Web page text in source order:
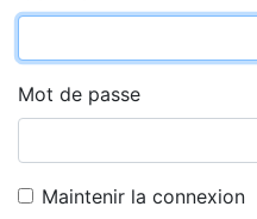
Mot de passe
Maintenir la connexion